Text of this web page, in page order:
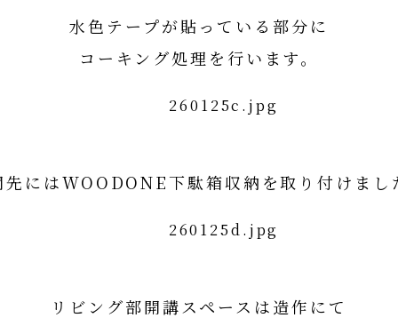
水色テープが貼っている部分に
コーキング処理を行います。
先にはWOODONE下駄箱収納を取り付けまし
リビング部開講スペースは造作にて